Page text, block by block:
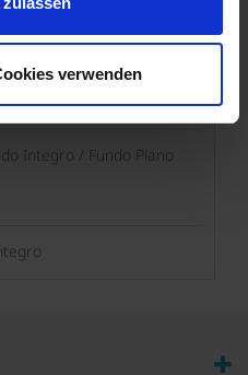
verwenden
Integro / Fundo Plano